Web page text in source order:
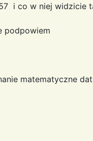
i co w niej
podpowiem
matematyczne